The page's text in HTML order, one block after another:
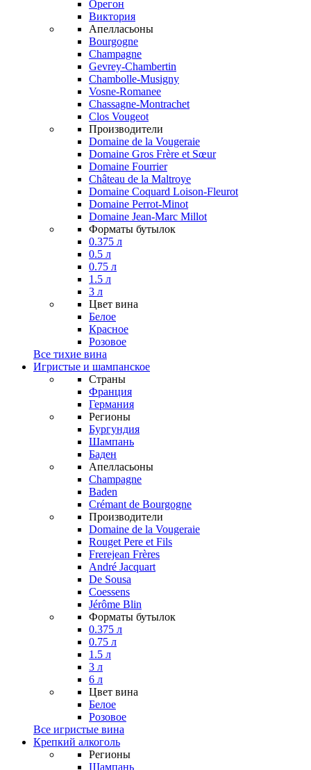
Орегон
Виктория
Апелласьоны
Bourgogne
Champagne
Gevrey-Chambertin
Chambolle-Musigny
Vosne-Romanee
Chassagne-Montrachet
Clos Vougeot
Производители
Domaine de la Vougeraie
Domaine Gros Frère et Sœur
Domaine Fourrier
Château de la Maltroye
Domaine Coquard Loison-Fleurot
Domaine Perrot-Minot
Domaine Jean-Marc Millot
Форматы бутылок
0.375 л
0.5 л
0.75 л
1.5 л
3 л
Цвет вина
Белое
Красное
Розовое
Все тихие вина
Игристые и шампанское
Страны
Франция
Германия
Регионы
Бургундия
Шампань
Баден
Апелласьоны
Champagne
Baden
Crémant de Bourgogne
Производители
Domaine de la Vougeraie
Rouget Pere et Fils
Frerejean Frères
André Jacquart
De Sousa
Coessens
Jérôme Blin
Форматы бутылок
0.375 л
0.75 л
1.5 л
3 л
6 л
Цвет вина
Белое
Розовое
Все игристые вина
Крепкий алкоголь
Регионы
Шампань